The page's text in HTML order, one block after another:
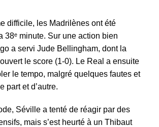
difficile, les Madrilènes ont été
38ᵉ minute. Sur une action bien
a servi Jude Bellingham, dont la
le score (1-0). Le Real a ensuite
le tempo, malgré quelques fautes et
part et d’autre.
Séville a tenté de réagir par des
mais s’est heurté à un Thibaut